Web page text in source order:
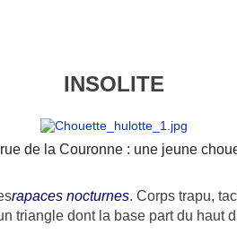
INSOLITE
de la Couronne : une jeune
rapaces nocturnes. Corps trapu,
triangle dont la base part du haut